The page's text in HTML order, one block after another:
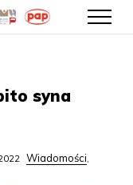
syna
Wiadomości,